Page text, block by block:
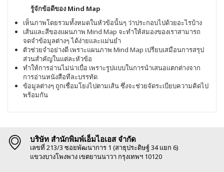
รู้จักข้อดีของ Mind Map
เห็นภาพโดยรวมทั้งหมดในหัวข้อนั้นๆ ว่าประกอบไปด้วยอะไรบ้าง
เส้นและสีของแผนภาพ Mind Map จะทำให้สมองของเราสามารถ
จดจำข้อมูลต่างๆ ได้ง่ายและแม่นยำ
ตัวช่วยจำอย่างดี เพราะแผนภาพ Mind Map เปรียบเสมือนการสรุป
ส่วนสำคัญในแต่ละหัวข้อ
ทำให้การอ่านไม่น่าเบื่อ เพราะรูปแบบในการนำเสนอแตกต่างจาก
การอ่านหนังสือทีละบรรทัด
ข้อมูลต่างๆ ถูกเชื่อมโยงไปตามเส้น ซึ่งจะช่วยจัดระเบียบความคิดไป
พร้อมกัน
บริษัท สำนักพิมพ์เอ็มไอเอส จำกัด
เลขที่ 213/3 ซอยพัฒนาการ 1 (สาธุประดิษฐ์ 34 แยก 6)
แขวงบางโพงพาง เขตยานนาวา กรุงเทพฯ 10120